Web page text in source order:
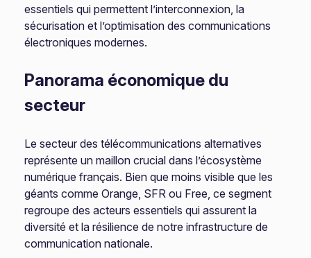
essentiels qui permettent l’interconnexion, la
sécurisation et l’optimisation des communications
électroniques modernes.
Panorama économique du
secteur
Le secteur des télécommunications alternatives
représente un maillon crucial dans l’écosystème
numérique français. Bien que moins visible que les
géants comme Orange, SFR ou Free, ce segment
regroupe des acteurs essentiels qui assurent la
diversité et la résilience de notre infrastructure de
communication nationale.